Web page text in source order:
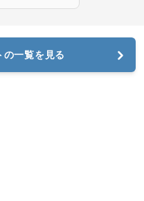
一覧を見る